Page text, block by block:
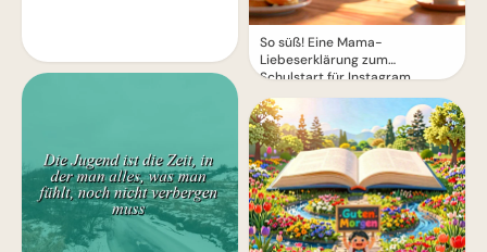
So süß! Eine Mama-
Liebeserklärung zum
Schulstart für Instagram